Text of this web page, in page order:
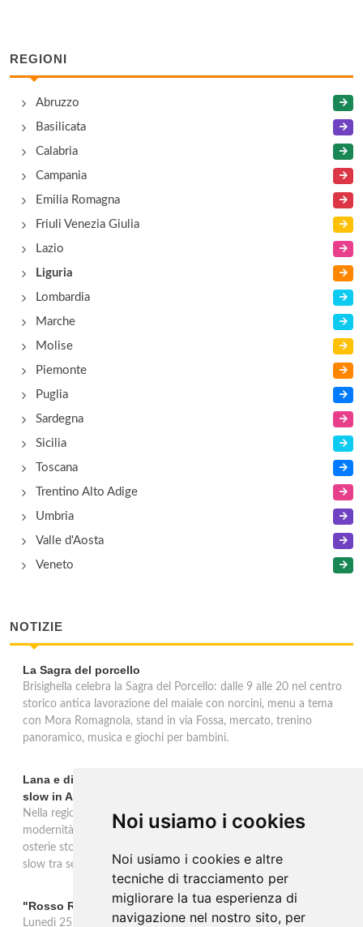
Noi usiamo i cookies
Noi usiamo i cookies e altre
tecniche di tracciamento per
migliorare la tua esperienza di
navigazione nel nostro sito, per
Villa Luz Dary
REGIONI
Abruzzo
Basilicata
Calabria
Campania
Emilia Romagna
Friuli Venezia Giulia
Lazio
Liguria
Lombardia
Marche
Molise
Piemonte
Puglia
Sardegna
Sicilia
Toscana
Trentino Alto Adige
Umbria
Valle d'Aosta
Veneto
NOTIZIE
La Sagra del porcello
Brisighella celebra la Sagra del Porcello: dalle 9 alle 20 nel centro
storico antica lavorazione del maiale con norcini, menu a tema
con Mora Romagnola, stand in via Fossa, mercato, trenino
panoramico, musica e giochi per bambini.
Lana e dintorni: Törggelen, vini d'eccellenza e vacanze
slow in Alto Adige
Nella regione di Lana in Alto Adige tradizione contadina e
modernità si fondono in un'esperienza autentica. Törggelen nelle
osterie storiche, vini da antiche tradizioni vitivinicole e vacanze
slow tra sentieri delle rogge e produttori locali.
"Rosso Rame" in scena a Collepasso il 25 agosto
Lunedì 25 agosto al Palazzo Baronale di Collepasso va in scena